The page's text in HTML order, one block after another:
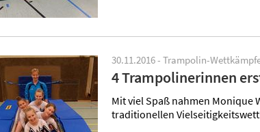
30.11.2016 - Trampolin-
4 Trampolinerinnen
Mit viel Spaß nahmen Monique
traditionellen